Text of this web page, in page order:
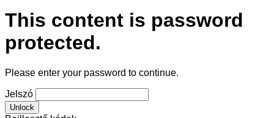
This content is password
protected.
Please enter your password to continue.
Jelszó
Unlock